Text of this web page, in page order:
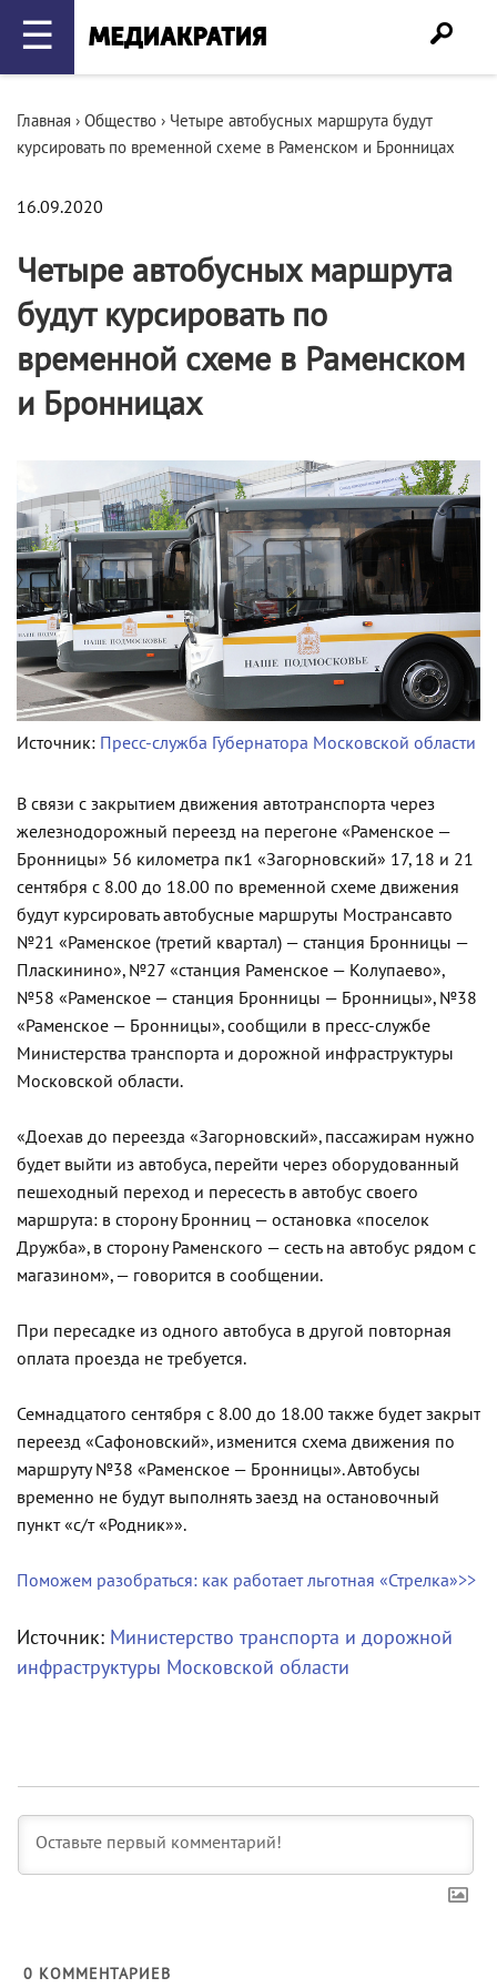
☰
Главная › Общество › Четыре автобусных маршрута будут
курсировать по временной схеме в Раменском и Бронницах
16.09.2020
Четыре автобусных маршрута
будут курсировать по
временной схеме в Раменском
и Бронницах
Источник: Пресс-служба Губернатора Московской области
В связи с закрытием движения автотранспорта через
железнодорожный переезд на перегоне «Раменское —
Бронницы» 56 километра пк1 «Загорновский» 17, 18 и 21
сентября с 8.00 до 18.00 по временной схеме движения
будут курсировать автобусные маршруты Мострансавто
№21 «Раменское (третий квартал) — станция Бронницы —
Пласкинино», №27 «станция Раменское — Колупаево»,
№58 «Раменское — станция Бронницы — Бронницы», №38
«Раменское — Бронницы», сообщили в пресс-службе
Министерства транспорта и дорожной инфраструктуры
Московской области.
«Доехав до переезда «Загорновский», пассажирам нужно
будет выйти из автобуса, перейти через оборудованный
пешеходный переход и пересесть в автобус своего
маршрута: в сторону Бронниц — остановка «поселок
Дружба», в сторону Раменского — сесть на автобус рядом с
магазином», — говорится в сообщении.
При пересадке из одного автобуса в другой повторная
оплата проезда не требуется.
Семнадцатого сентября с 8.00 до 18.00 также будет закрыт
переезд «Сафоновский», изменится схема движения по
маршруту №38 «Раменское — Бронницы». Автобусы
временно не будут выполнять заезд на остановочный
пункт «с/т «Родник»».
Поможем разобраться: как работает льготная «Стрелка»>>
Источник: Министерство транспорта и дорожной
инфраструктуры Московской области
0 КОММЕНТАРИЕВ